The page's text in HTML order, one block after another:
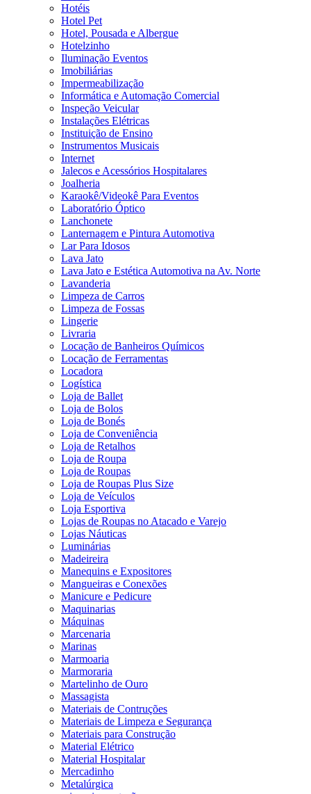
Hotéis
Hotel Pet
Hotel, Pousada e Albergue
Hotelzinho
Iluminação Eventos
Imobiliárias
Impermeabilização
Informática e Automação Comercial
Inspeção Veicular
Instalações Elétricas
Instituição de Ensino
Instrumentos Musicais
Internet
Jalecos e Acessórios Hospitalares
Joalheria
Karaokê/Videokê Para Eventos
Laboratório Óptico
Lanchonete
Lanternagem e Pintura Automotiva
Lar Para Idosos
Lava Jato
Lava Jato e Estética Automotiva na Av. Norte
Lavanderia
Limpeza de Carros
Limpeza de Fossas
Lingerie
Livraria
Locação de Banheiros Químicos
Locação de Ferramentas
Locadora
Logística
Loja de Ballet
Loja de Bolos
Loja de Bonés
Loja de Conveniência
Loja de Retalhos
Loja de Roupa
Loja de Roupas
Loja de Roupas Plus Size
Loja de Veículos
Loja Esportiva
Lojas de Roupas no Atacado e Varejo
Lojas Náuticas
Luminárias
Madeireira
Manequins e Expositores
Mangueiras e Conexões
Manicure e Pedicure
Maquinarias
Máquinas
Marcenaria
Marinas
Marmoaria
Marmoraria
Martelinho de Ouro
Massagista
Materiais de Contruções
Materiais de Limpeza e Segurança
Materiais para Construção
Material Elétrico
Material Hospitalar
Mercadinho
Metalúrgica